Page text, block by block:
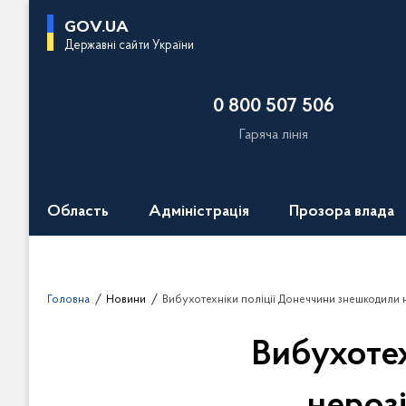
GOV.UA
Державні сайти України
0 800 507 506
Гаряча лінія
Область Адміністрація Прозора влада
Головна Новини Вибухотехніки поліції Донеччини знешкодили нерозірвану